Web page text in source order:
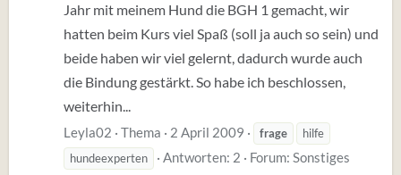
Jahr mit meinem Hund die BGH 1 gemacht, wir
hatten beim Kurs viel Spaß (soll ja auch so sein) und
beide haben wir viel gelernt, dadurch wurde auch
die Bindung gestärkt. So habe ich beschlossen,
weiterhin...
Leyla02 Thema 2 April 2009 frage
hilfe
hundeexperten
Antworten: 2 Forum: Sonstiges